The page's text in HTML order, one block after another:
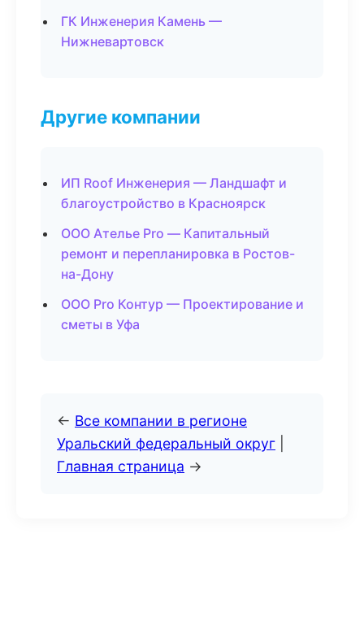
ГК Инженерия Камень —
Нижневартовск
Другие компании
ИП Roof Инженерия — Ландшафт и
благоустройство в Красноярск
ООО Ателье Pro — Капитальный
ремонт и перепланировка в Ростов-
на-Дону
ООО Pro Контур — Проектирование и
сметы в Уфа
← Все компании в регионе
Уральский федеральный округ
Главная страница →